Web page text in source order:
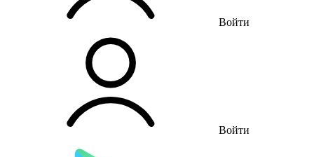
Войти
Войти